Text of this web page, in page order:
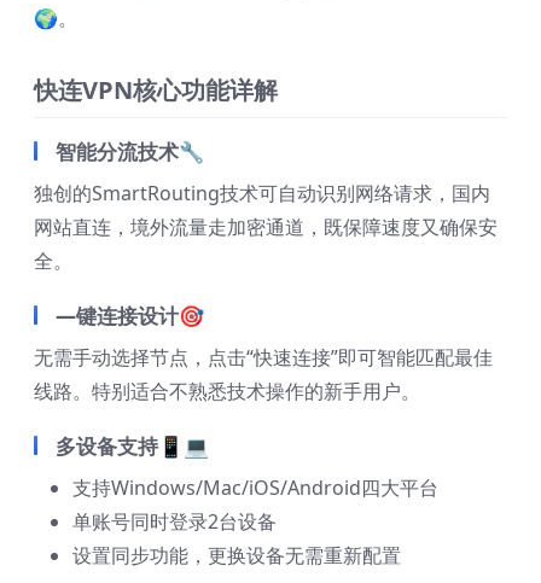
🌍。
快连VPN核心功能详解
智能分流技术🔧
独创的SmartRouting技术可自动识别网络请求，国内
网站直连，境外流量走加密通道，既保障速度又确保安
全。
—键连接设计🎯
无需手动选择节点，点击“快速连接”即可智能匹配最佳
线路。特别适合不熟悉技术操作的新手用户。
多设备支持📱💻
支持Windows/Mac/iOS/Android四大平台
单账号同时登录2台设备
设置同步功能，更换设备无需重新配置